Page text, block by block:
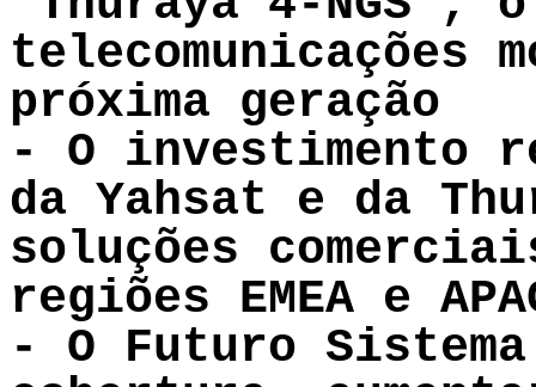
telecomunicações
próxima geração
- O investimento
da Yahsat e da
soluções
regiões EMEA e
- O Futuro